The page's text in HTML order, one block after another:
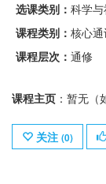
选课类别： 科学
课程类别： 核心通
课程层次： 通修
课程主页 ：暂无（
关注 (0)